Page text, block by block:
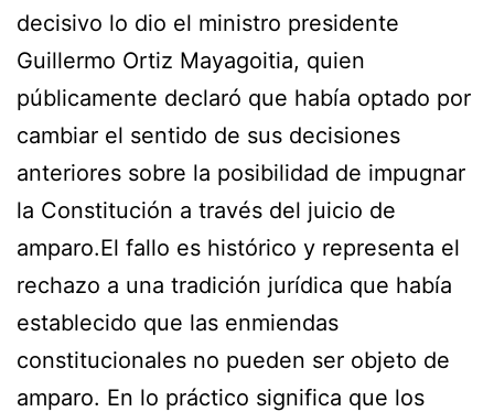
decisivo lo dio el ministro presidente
Guillermo Ortiz Mayagoitia, quien
públicamente declaró que había optado por
cambiar el sentido de sus decisiones
anteriores sobre la posibilidad de impugnar
la Constitución a través del juicio de
amparo.El fallo es histórico y representa el
rechazo a una tradición jurídica que había
establecido que las enmiendas
constitucionales no pueden ser objeto de
amparo. En lo práctico significa que los